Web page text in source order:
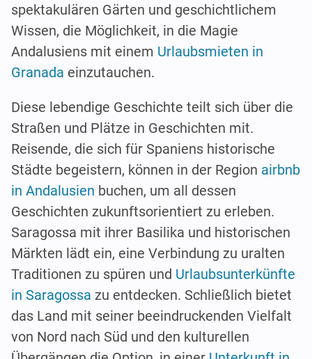
spektakulären Gärten und geschichtlichem
Wissen, die Möglichkeit, in die Magie
Andalusiens mit einem Urlaubsmieten in
Granada einzutauchen.
Diese lebendige Geschichte teilt sich über die
Straßen und Plätze in Geschichten mit.
Reisende, die sich für Spaniens historische
Städte begeistern, können in der Region airbnb
in Andalusien buchen, um all dessen
Geschichten zukunftsorientiert zu erleben.
Saragossa mit ihrer Basilika und historischen
Märkten lädt ein, eine Verbindung zu uralten
Traditionen zu spüren und Urlaubsunterkünfte
in Saragossa zu entdecken. Schließlich bietet
das Land mit seiner beeindruckenden Vielfalt
von Nord nach Süd und den kulturellen